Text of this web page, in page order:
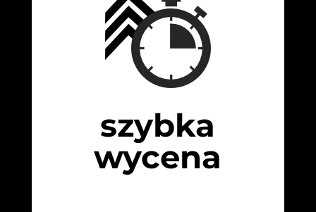
szybka
wycena